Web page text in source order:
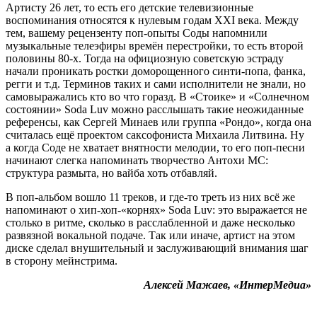
Артисту 26 лет, то есть его детские телевизионные
воспоминания относятся к нулевым годам XXI века. Между
тем, вашему рецензенту поп-опыты Соды напомнили
музыкальные телеэфиры времён перестройки, то есть второй
половины 80-х. Тогда на официозную советскую эстраду
начали проникать ростки доморощенного синти-попа, фанка,
регги и т.д. Терминов таких и сами исполнители не знали, но
самовыражались кто во что горазд. В «Стоике» и «Солнечном
состоянии» Soda Luv можно расслышать такие неожиданные
референсы, как Сергей Минаев или группа «Рондо», когда она
считалась ещё проектом саксофониста Михаила Литвина. Ну
а когда Соде не хватает внятности мелодии, то его поп-песни
начинают слегка напоминать творчество Антохи МС:
структура размыта, но вайба хоть отбавляй.
В поп-альбом вошло 11 треков, и где-то треть из них всё же
напоминают о хип-хоп-«корнях» Soda Luv: это выражается не
столько в ритме, сколько в расслабленной и даже несколько
развязной вокальной подаче. Так или иначе, артист на этом
диске сделал внушительный и заслуживающий внимания шаг
в сторону мейнстрима.
Алексей Мажаев, «ИнтерМедиа»